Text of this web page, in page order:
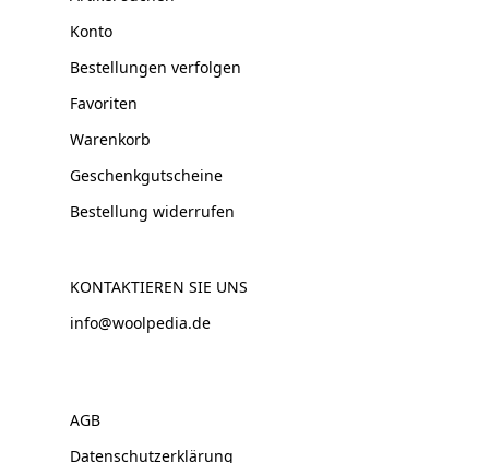
Konto
Bestellungen verfolgen
Favoriten
Warenkorb
Geschenkgutscheine
Bestellung widerrufen
KONTAKTIEREN SIE UNS
info@woolpedia.de
AGB
Datenschutzerklärung